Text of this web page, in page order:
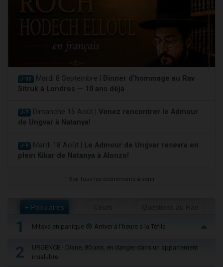
J-30 Mardi 8 Septembre |
Dinner d'hommage au Rav
Sitruk à Londres — 10 ans déjà
J-7 Dimanche 16 Août | Venez rencontrer le Admour
de Ungvar à Natanya!
J-9 Mardi 18 Août |
Le Admour de Ungvar recevra en
plein Kikar de Natanya à Alonzo!
Voir tous les événements à venir
+ Populaires
1 Mitsva en panique 😨 Arriver à l'heure à la Téfila
2
URGENCE - Diane, 80 ans, en danger dans un appartement
insalubre